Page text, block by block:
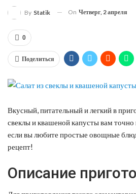
By Statik On Четверг, 2 апреля
0
Поделиться
Вкусный, питательный и легкий в
свеклы и квашеной капусты вам точно
если вы любите простые овощные
рецепт!
Описание